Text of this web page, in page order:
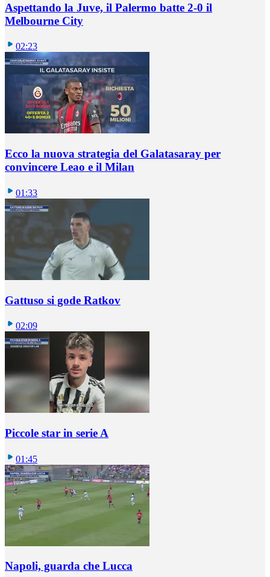
Aspettando la Juve, il Palermo batte 2-0 il
Melbourne City
02:23
Ecco la nuova strategia del Galatasaray per
convincere Leao e il Milan
01:33
Gattuso si gode Ratkov
02:09
Piccole star in serie A
01:45
Napoli, guarda che Lucca